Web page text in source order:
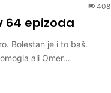
408
64 epizoda
Bolestan je i to baš.
ali Omer…